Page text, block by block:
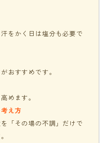
をかく日は塩分も必要で
おすすめです。
めます。
え方
「その場の不調」だけで